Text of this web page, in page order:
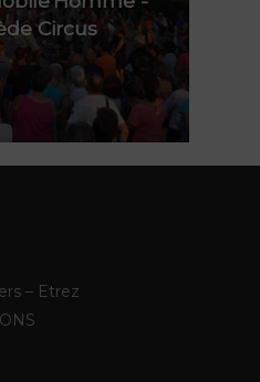
Circus
– Etrez
FR
EN